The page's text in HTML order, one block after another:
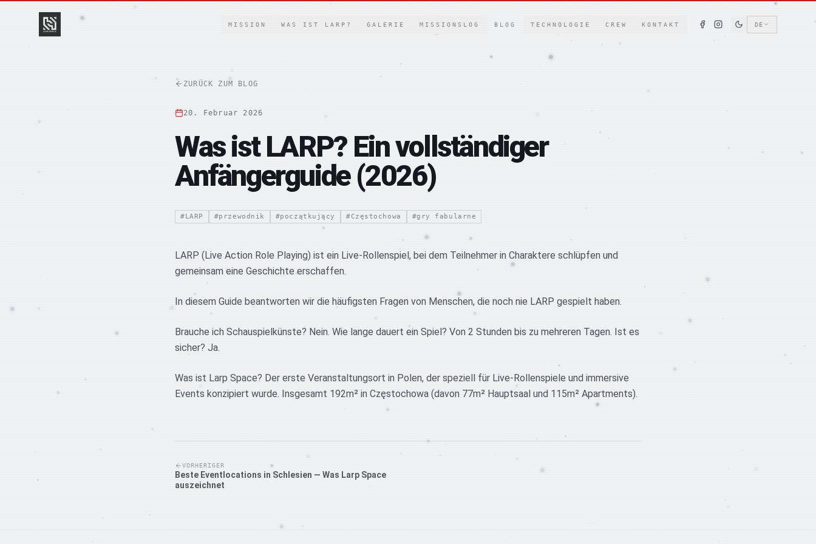
MISSION WAS IST LARP? GALERIE MISSIONSLOG BLOG TECHNOLOGIE CREW KONTAKT DE
ZURÜCK ZUM BLOG
20. Februar 2026
Was ist LARP? Ein vollständiger
Anfängerguide (2026)
#LARP #przewodnik #początkujący #Częstochowa #gry fabularne
LARP (Live Action Role Playing) ist ein Live-Rollenspiel, bei dem Teilnehmer in Charaktere schlüpfen und
gemeinsam eine Geschichte erschaffen.
In diesem Guide beantworten wir die häufigsten Fragen von Menschen, die noch nie LARP gespielt haben.
Brauche ich Schauspielkünste? Nein. Wie lange dauert ein Spiel? Von 2 Stunden bis zu mehreren Tagen. Ist es
sicher? Ja.
Was ist Larp Space? Der erste Veranstaltungsort in Polen, der speziell für Live-Rollenspiele und immersive
Events konzipiert wurde. Insgesamt 192m² in Częstochowa (davon 77m² Hauptsaal und 115m² Apartments).
VORHERIGER
Beste Eventlocations in Schlesien — Was Larp Space
auszeichnet